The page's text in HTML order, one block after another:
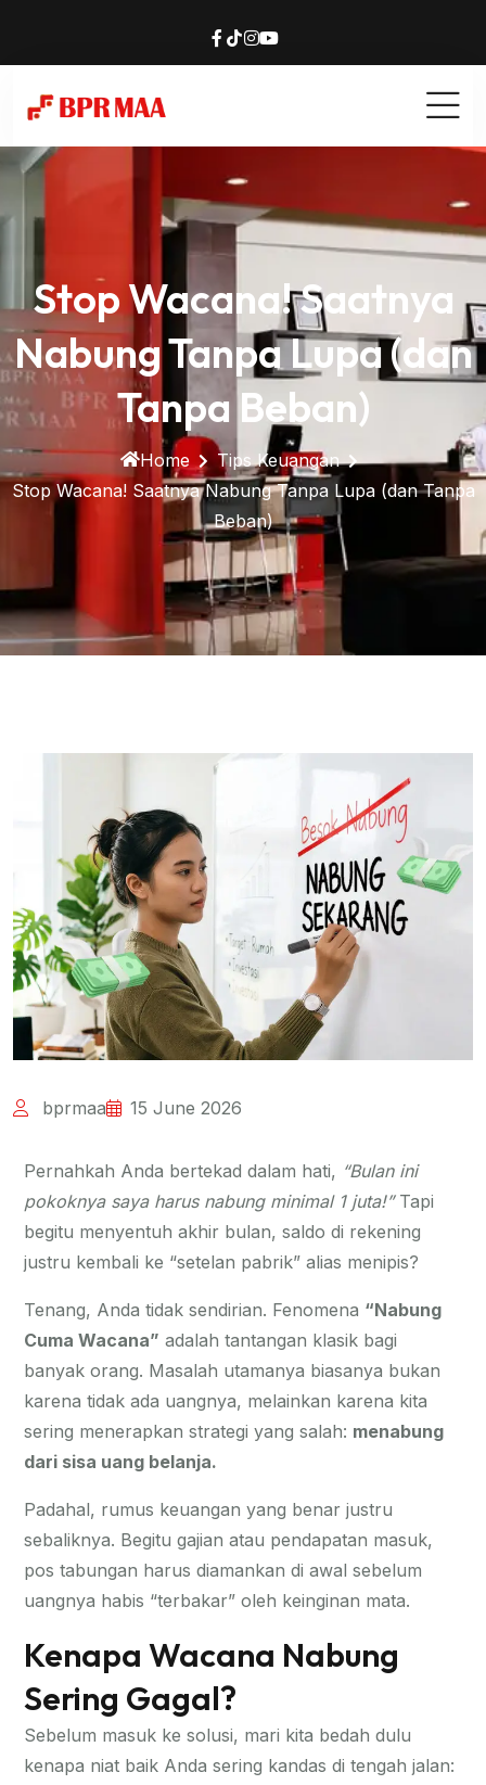
Stop Wacana! Saatnya
Nabung Tanpa Lupa (dan
Tanpa Beban)
Home
Tips Keuangan
Stop Wacana! Saatnya Nabung Tanpa Lupa (dan Tanpa
Beban)
bprmaa 15 June 2026
Pernahkah Anda bertekad dalam hati, “Bulan ini
pokoknya saya harus nabung minimal 1 juta!”Tapi
begitu menyentuh akhir bulan, saldo di rekening
justru kembali ke “setelan pabrik” alias menipis?
Tenang, Anda tidak sendirian. Fenomena “Nabung
Cuma Wacana” adalah tantangan klasik bagi
banyak orang. Masalah utamanya biasanya bukan
karena tidak ada uangnya, melainkan karena kita
sering menerapkan strategi yang salah: menabung
dari sisa uang belanja.
Padahal, rumus keuangan yang benar justru
sebaliknya. Begitu gajian atau pendapatan masuk,
pos tabungan harus diamankan di awal sebelum
uangnya habis “terbakar” oleh keinginan mata.
Kenapa Wacana Nabung
Sering Gagal?
Sebelum masuk ke solusi, mari kita bedah dulu
kenapa niat baik Anda sering kandas di tengah jalan: